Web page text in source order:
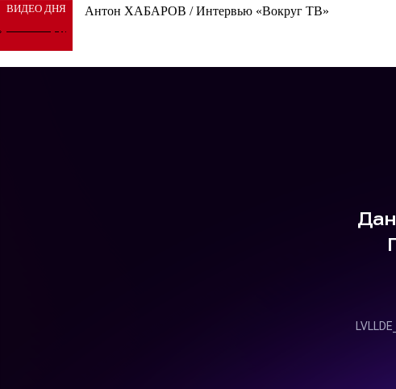
ВИДЕО ДНЯ Антон ХАБАРОВ / Интервью «Вокруг ТВ»